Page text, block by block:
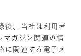
後、当社は利用者
マガジン関連の情
に関連する電子メ